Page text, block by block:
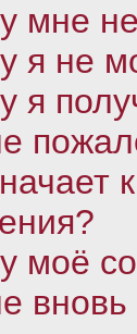
мне
я не
я
моё